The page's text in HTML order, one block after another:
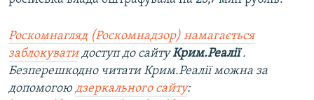
Роскомнагляд (Роскомнадзор) намагається
заблокуватидоступ до сайтуКрим.Реалії.
Безперешкодно читати Крим.Реалії можна за
допомогою дзеркального сайту: